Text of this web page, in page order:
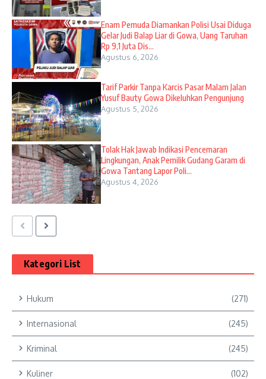
Enam Pemuda Diamankan Polisi Usai Diduga
Gelar Judi Balap Liar di Gowa, Uang Taruhan
Rp 9,1 Juta Dis...
Agustus 6, 2026
Tarif Parkir Tanpa Karcis Pasar Malam Jalan
Yusuf Bauty Gowa Dikeluhkan Pengunjung
Agustus 5, 2026
Tolak Hak Jawab Indikasi Pencemaran
Lingkungan, Anak Pemilik Gudang Garam di
Gowa Tantang Lapor Poli...
Agustus 4, 2026
Kategori List
Hukum (271)
Internasional (245)
Kriminal (245)
Kuliner (102)